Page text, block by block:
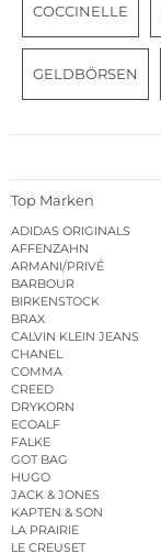
COCCINELLE
GELDBÖRSEN
Top Marken
ADIDAS ORIGINALS
AFFENZAHN
ARMANI/PRIVÉ
BARBOUR
BIRKENSTOCK
BRAX
CALVIN KLEIN JEANS
CHANEL
COMMA
CREED
DRYKORN
ECOALF
FALKE
GOT BAG
HUGO
JACK & JONES
KAPTEN & SON
LA PRAIRIE
LE CREUSET